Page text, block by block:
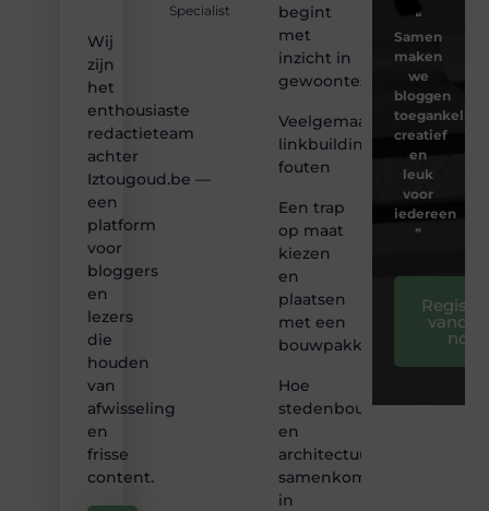
Specialist
Wij
zijn
het
enthousiaste
redactieteam
achter
Iztougoud.be —
een
platform
voor
bloggers
en
lezers
die
houden
van
afwisseling
en
frisse
content.
begint
met
inzicht in
gewoontes
Veelgemaakte
linkbuilding
fouten
Een trap
op maat
kiezen
en
plaatsen
met een
bouwpakket
Hoe
stedenbouw
en
architectuur
samenkomen
in
❝
Samen
maken
we
bloggen
toegankelijk,
creatief
en
leuk
voor
iedereen
❞
nog